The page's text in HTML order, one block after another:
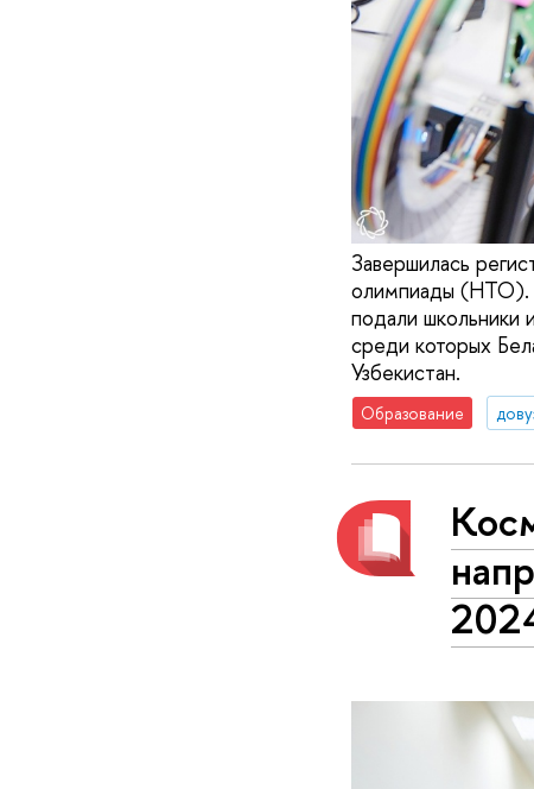
Завершилась
олимпиады (НТО).
подали школьники
среди которых
Узбекистан.
Образование